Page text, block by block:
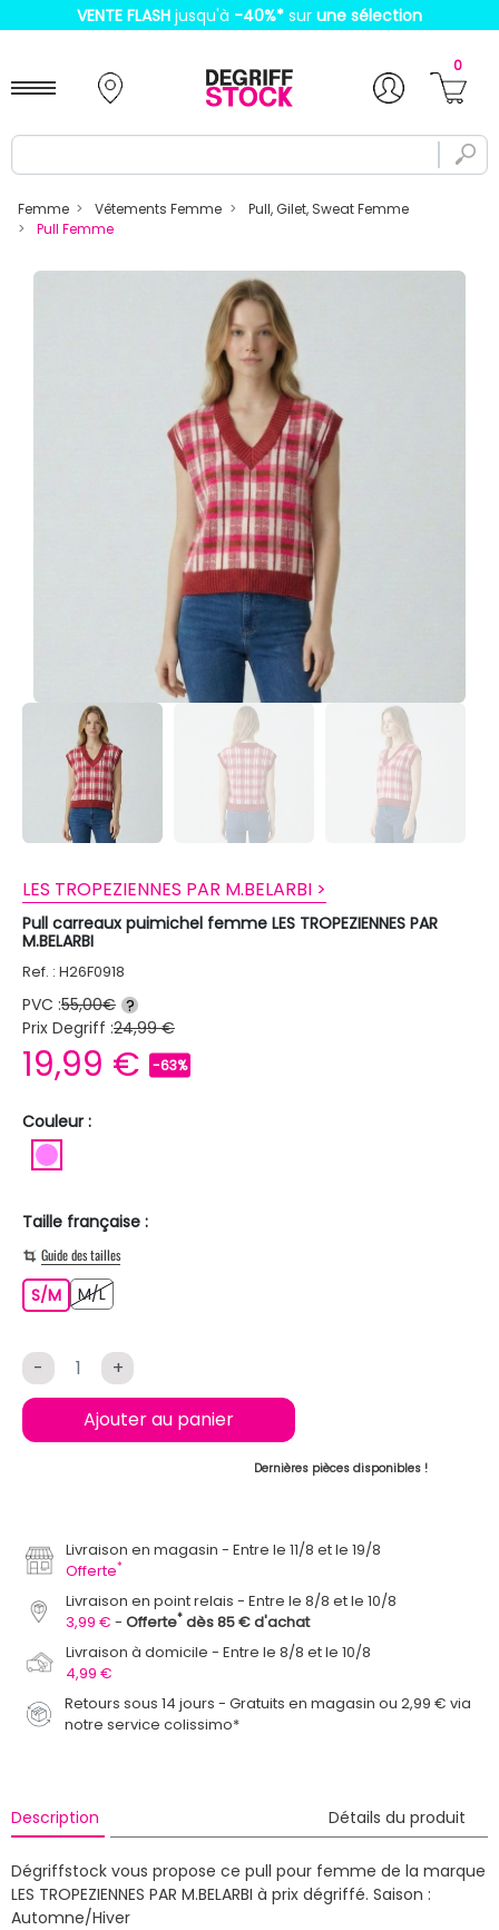
VENTE FLASH jusqu'à -40%* sur une sélection
0
Femme Vêtements Femme
Pull, Gilet, Sweat Femme
Pull Femme
LES TROPEZIENNES PAR M.BELARBI >
Pull carreaux puimichel femme LES TROPEZIENNES PAR
M.BELARBI
Ref. : H26F0918
PVC :55,00€ ?
Prix Degriff :24,99 €
19,99 € -63%
Couleur :
Taille française :
Guide des tailles
S/MS/MM/LM/L
- +
Ajouter au panier
Dernières pièces disponibles !
Livraison en magasin
Entre le 11/8 et le 19/8
Offerte*
Livraison en point relais
Entre le 8/8 et le 10/8
3,99 €
Offerte* dès 85 € d'achat
Livraison à domicile
Entre le 8/8 et le 10/8
4,99 €
Retours sous 14 jours - Gratuits en magasin ou 2,99 € via
notre service colissimo*
Description Détails du produit
Dégriffstock vous propose ce pull pour femme de la marque
LES TROPEZIENNES PAR M.BELARBI à prix dégriffé. Saison :
Automne/Hiver